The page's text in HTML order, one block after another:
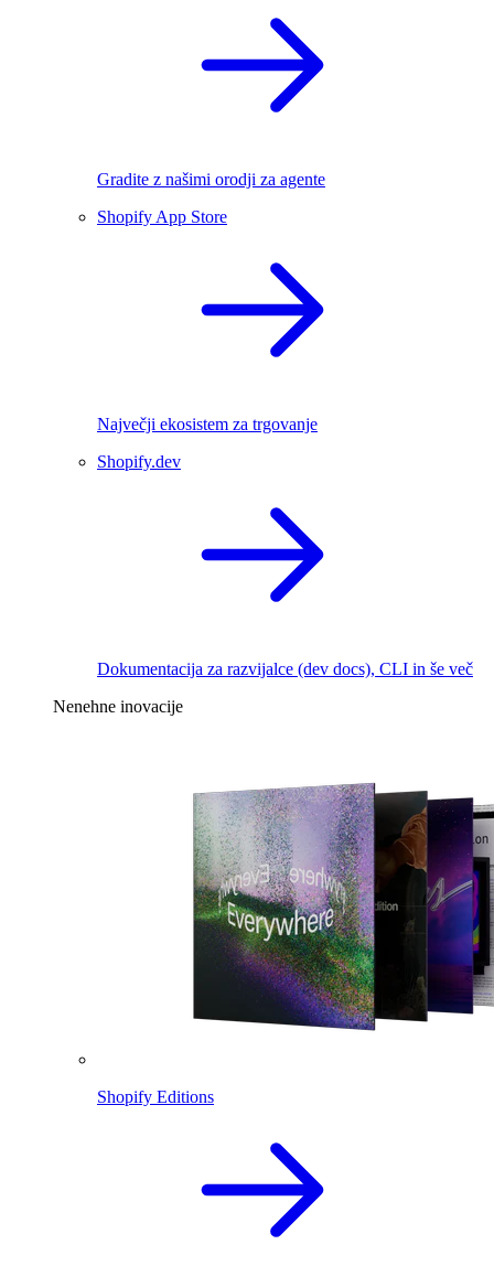
Gradite z našimi orodji za agente
Shopify App Store
Največji ekosistem za trgovanje
Shopify.dev
Dokumentacija za razvijalce (dev docs), CLI in še več
Nenehne inovacije
Shopify Editions